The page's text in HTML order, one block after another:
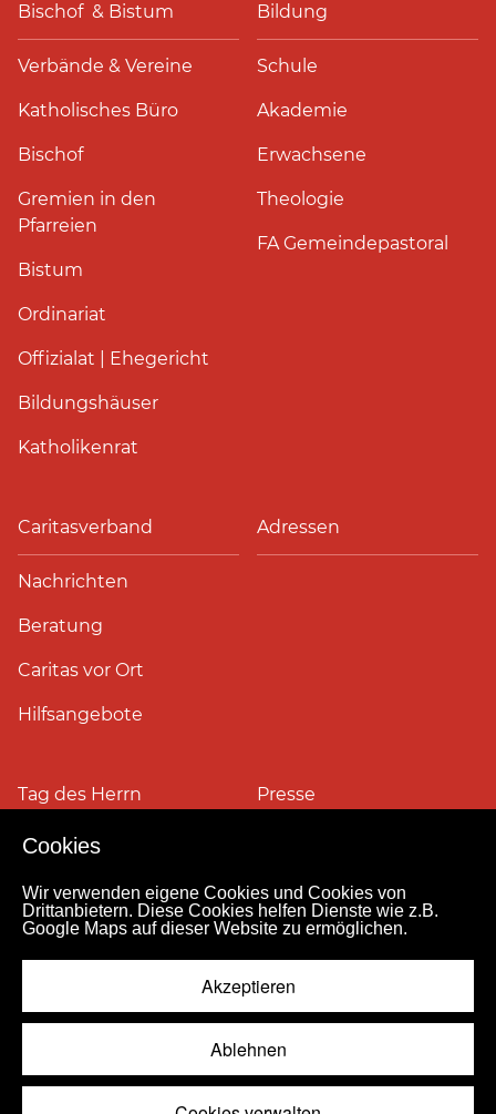
Cookies
Wir verwenden eigene Cookies und Cookies von
Drittanbietern. Diese Cookies helfen Dienste wie z.B.
Google Maps auf dieser Website zu ermöglichen.
Akzeptieren
Ablehnen
Bischof & Bistum
Verbände & Vereine
Katholisches Büro
Bischof
Gremien in den
Pfarreien
Bistum
Ordinariat
Offizialat | Ehegericht
Bildungshäuser
Katholikenrat
Bildung
Schule
Akademie
Erwachsene
Theologie
FA Gemeindepastoral
Caritasverband
Nachrichten
Beratung
Caritas vor Ort
Hilfsangebote
Adressen
Tag des Herrn Presse
Impressum
© 2026